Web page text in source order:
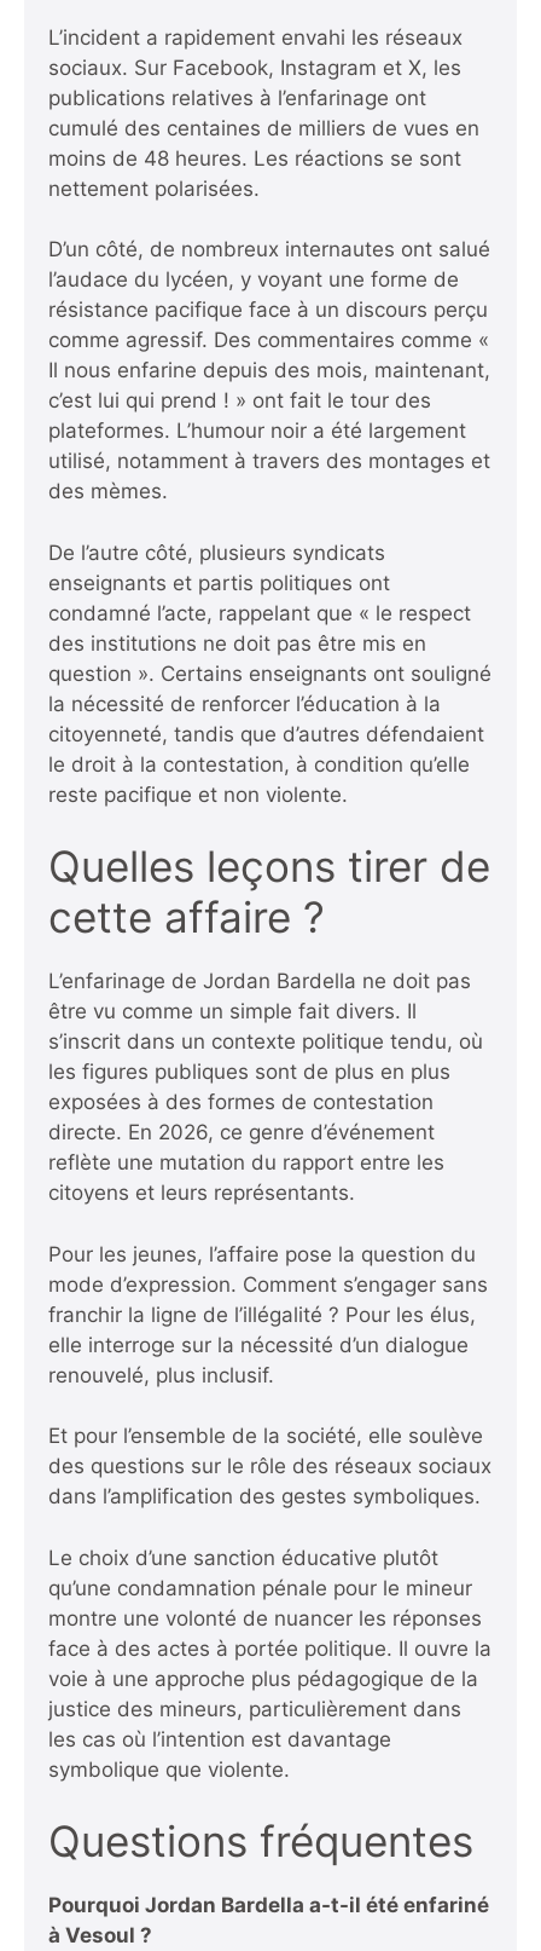
L’incident a rapidement envahi les réseaux
sociaux. Sur Facebook, Instagram et X, les
publications relatives à l’enfarinage ont
cumulé des centaines de milliers de vues en
moins de 48 heures. Les réactions se sont
nettement polarisées.
D’un côté, de nombreux internautes ont salué
l’audace du lycéen, y voyant une forme de
résistance pacifique face à un discours perçu
comme agressif. Des commentaires comme «
Il nous enfarine depuis des mois, maintenant,
c’est lui qui prend ! » ont fait le tour des
plateformes. L’humour noir a été largement
utilisé, notamment à travers des montages et
des mèmes.
De l’autre côté, plusieurs syndicats
enseignants et partis politiques ont
condamné l’acte, rappelant que « le respect
des institutions ne doit pas être mis en
question ». Certains enseignants ont souligné
la nécessité de renforcer l’éducation à la
citoyenneté, tandis que d’autres défendaient
le droit à la contestation, à condition qu’elle
reste pacifique et non violente.
Quelles leçons tirer de
cette affaire ?
L’enfarinage de Jordan Bardella ne doit pas
être vu comme un simple fait divers. Il
s’inscrit dans un contexte politique tendu, où
les figures publiques sont de plus en plus
exposées à des formes de contestation
directe. En 2026, ce genre d’événement
reflète une mutation du rapport entre les
citoyens et leurs représentants.
Pour les jeunes, l’affaire pose la question du
mode d’expression. Comment s’engager sans
franchir la ligne de l’illégalité ? Pour les élus,
elle interroge sur la nécessité d’un dialogue
renouvelé, plus inclusif.
Et pour l’ensemble de la société, elle soulève
des questions sur le rôle des réseaux sociaux
dans l’amplification des gestes symboliques.
Le choix d’une sanction éducative plutôt
qu’une condamnation pénale pour le mineur
montre une volonté de nuancer les réponses
face à des actes à portée politique. Il ouvre la
voie à une approche plus pédagogique de la
justice des mineurs, particulièrement dans
les cas où l’intention est davantage
symbolique que violente.
Questions fréquentes
Pourquoi Jordan Bardella a-t-il été enfariné
à Vesoul ?